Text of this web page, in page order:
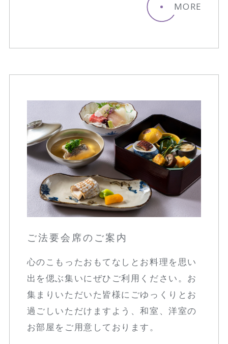
MORE
ご法要会席のご案内
心のこもったおもてなしとお料理を思い
出を偲ぶ集いにぜひご利用ください。お
集まりいただいた皆様にごゆっくりとお
過ごしいただけますよう、和室、洋室の
お部屋をご用意しております。